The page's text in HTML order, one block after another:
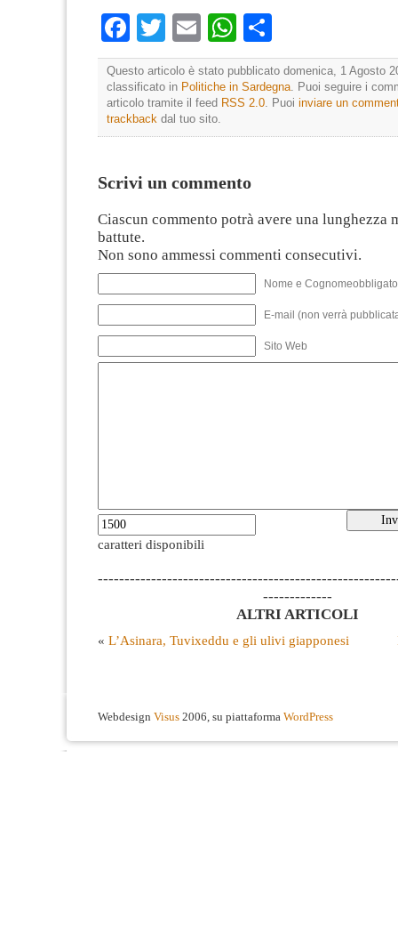
Facebook
TwitterEmailWhatsApp
Questo articolo è stato pubblicato domenica, 1 Agosto
classificato in Politiche in Sardegna. Puoi seguire i
articolo tramite il feed RSS 2.0. Puoi inviare un
trackback dal tuo sito.
Scrivi un commento
Ciascun commento potrà avere una lunghezza
battute.
Non sono ammessi commenti consecutivi.
Nome e
E-mail (non verrà
Sito Web
caratteri disponibili
-------------
ALTRI ARTICOLI
« L’Asinara, Tuvixeddu e gli ulivi giapponesi
Webdesign Visus 2006, su piattaforma WordPress